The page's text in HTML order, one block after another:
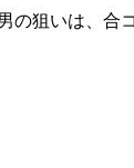
の狙いは、合